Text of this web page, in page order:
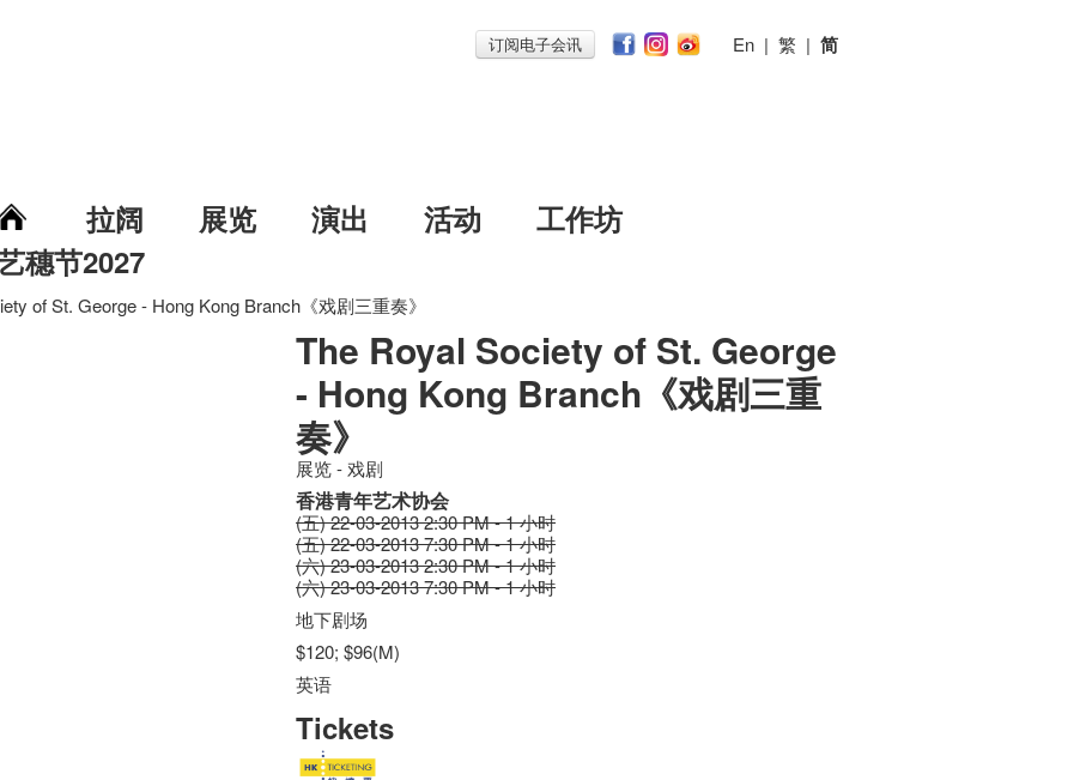
订阅电子会讯 En | 繁 | 简
拉阔 展览 演出 活动
工作坊
穗节2027
of St. George - Hong Kong Branch《戏剧三重奏》
The Royal Society of St. George
- Hong Kong Branch《戏剧三重
奏》
展览 - 戏剧
香港青年艺术协会
(五) 22-03-2013 2:30 PM - 1 小时
(五) 22-03-2013 7:30 PM - 1 小时
(六) 23-03-2013 2:30 PM - 1 小时
(六) 23-03-2013 7:30 PM - 1 小时
地下剧场
$120; $96(M)
英语
Tickets